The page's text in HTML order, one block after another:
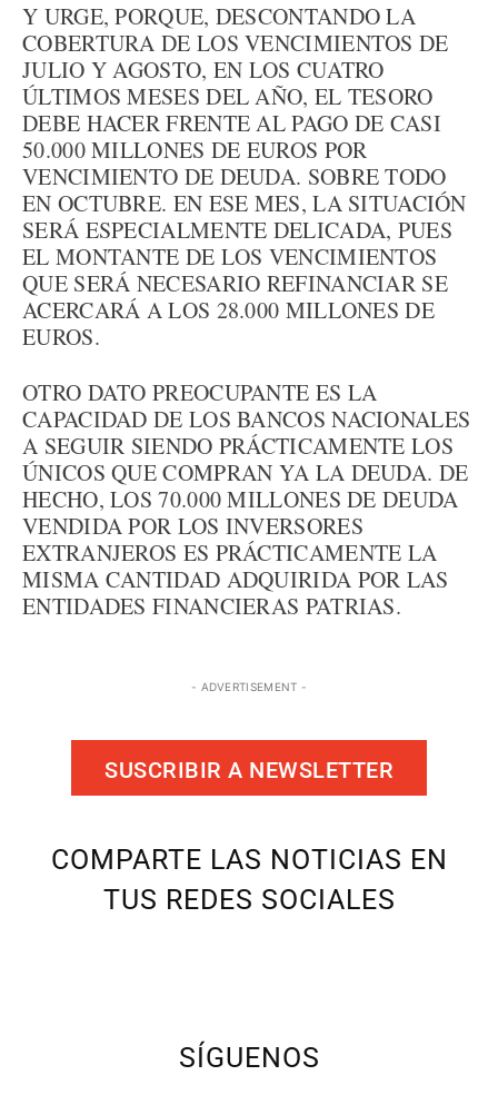
Y URGE, PORQUE, DESCONTANDO LA
COBERTURA DE LOS VENCIMIENTOS DE
JULIO Y AGOSTO, EN LOS CUATRO
ÚLTIMOS MESES DEL AÑO, EL TESORO
DEBE HACER FRENTE AL PAGO DE CASI
50.000 MILLONES DE EUROS POR
VENCIMIENTO DE DEUDA. SOBRE TODO
EN OCTUBRE. EN ESE MES, LA SITUACIÓN
SERÁ ESPECIALMENTE DELICADA, PUES
EL MONTANTE DE LOS VENCIMIENTOS
QUE SERÁ NECESARIO REFINANCIAR SE
ACERCARÁ A LOS 28.000 MILLONES DE
EUROS.
OTRO DATO PREOCUPANTE ES LA
CAPACIDAD DE LOS BANCOS NACIONALES
A SEGUIR SIENDO PRÁCTICAMENTE LOS
ÚNICOS QUE COMPRAN YA LA DEUDA. DE
HECHO, LOS 70.000 MILLONES DE DEUDA
VENDIDA POR LOS INVERSORES
EXTRANJEROS ES PRÁCTICAMENTE LA
MISMA CANTIDAD ADQUIRIDA POR LAS
ENTIDADES FINANCIERAS PATRIAS.
- ADVERTISEMENT -
SUSCRIBIR A NEWSLETTER
COMPARTE LAS NOTICIAS EN
TUS REDES SOCIALES
SÍGUENOS